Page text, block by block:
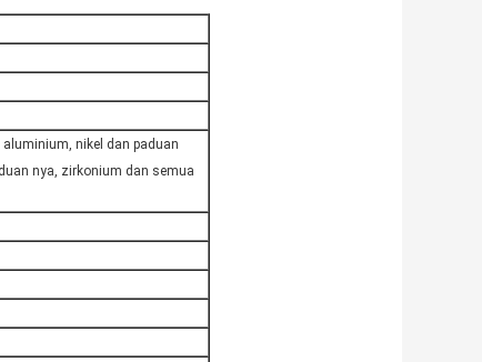
aluminium, nikel dan paduan
nya, zirkonium dan semua